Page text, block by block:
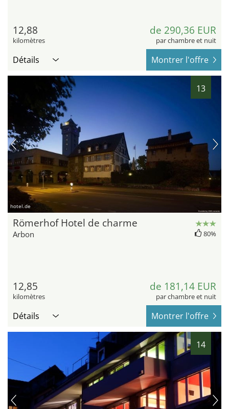
12,88
kilomètres
de 290,36 EUR
par chambre et nuit
Détails Montrer l'offre
13
hotel.de
Römerhof Hotel de charme
Arbon 80%
12,85
kilomètres
de 181,14 EUR
par chambre et nuit
Détails Montrer l'offre
14